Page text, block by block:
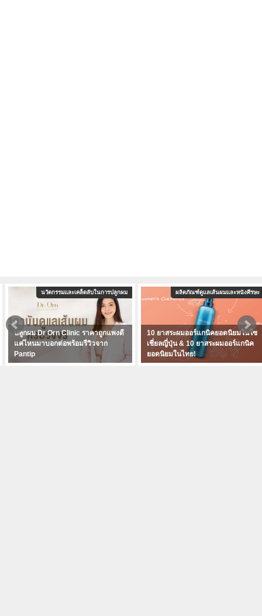
นวัตกรรมและเคล็ดลับในการปลูกผม
ปลูกผม Dr Orn Clinic ราคาถูกแพงดี
แค่ไหนมาบอกต่อพร้อมรีวิวจาก
Pantip
ผลิตภัณฑ์ดูแลเส้นผมและหนังศีรษะ
10 ยาสระผมออร์แกนิคยอดนิยมในโซ
เชี่ยลญี่ปุ่น & 10 ยาสระผมออร์แกนิค
ยอดนิยมในไทย!